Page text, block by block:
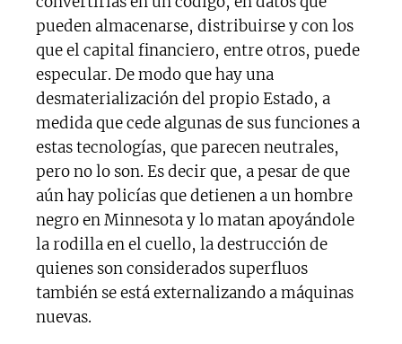
pueden almacenarse, distribuirse y con los
que el capital financiero, entre otros, puede
especular. De modo que hay una
desmaterialización del propio Estado, a
medida que cede algunas de sus funciones a
estas tecnologías, que parecen neutrales,
pero no lo son. Es decir que, a pesar de que
aún hay policías que detienen a un hombre
negro en Minnesota y lo matan apoyándole
la rodilla en el cuello, la destrucción de
quienes son considerados superfluos
también se está externalizando a máquinas
nuevas.